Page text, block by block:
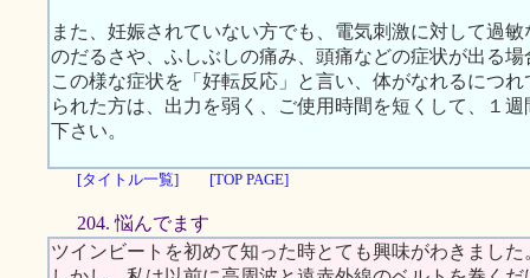
また、妊娠されていない方でも、電気刺激に対して過
のだるさや、ふしぶしの痛み、頭痛などの症状が出る
この様な症状を「好転反応」と言い、体がなれるにつ
られた方は、出力を弱く、ご使用時間を短くして、１
下さい。
[タイトル一覧] [TOP PAGE]
204. 悩んでます
ツインビートを初めて知った時とても興味がわきました